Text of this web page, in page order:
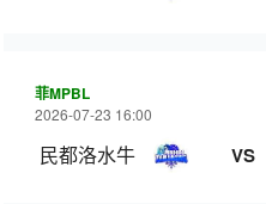
菲MPBL
2026-07-23 16:00
民都洛水牛 VS